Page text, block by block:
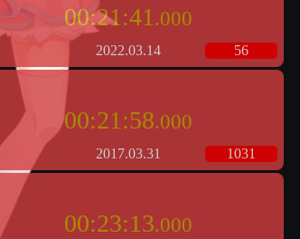
00:21:41 .000
2022.03.14 56
00:21:58.000
2017.03.31 1031
00:23:13.000